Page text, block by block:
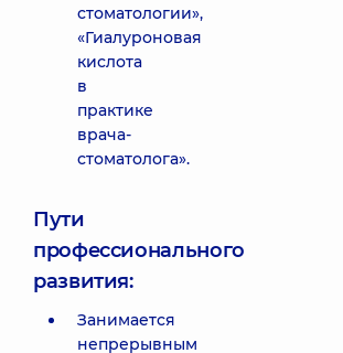
стоматологии»,
«Гиалуроновая
кислота
в
практике
врача-
стоматолога».
Пути
профессионального
развития:
Занимается
непрерывным